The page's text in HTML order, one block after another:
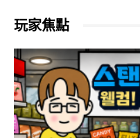
玩家焦點